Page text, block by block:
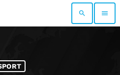
search menu